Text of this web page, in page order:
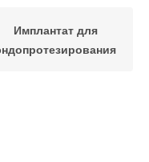
Имплантат для